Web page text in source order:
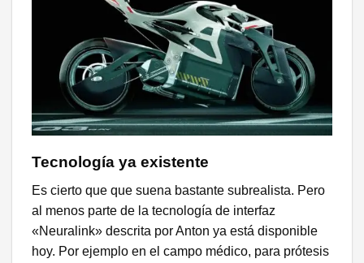
Tecnología ya existente
Es cierto que que suena bastante subrealista. Pero
al menos parte de la tecnología de interfaz
«Neuralink» descrita por Anton ya está disponible
hoy. Por ejemplo en el campo médico, para prótesis